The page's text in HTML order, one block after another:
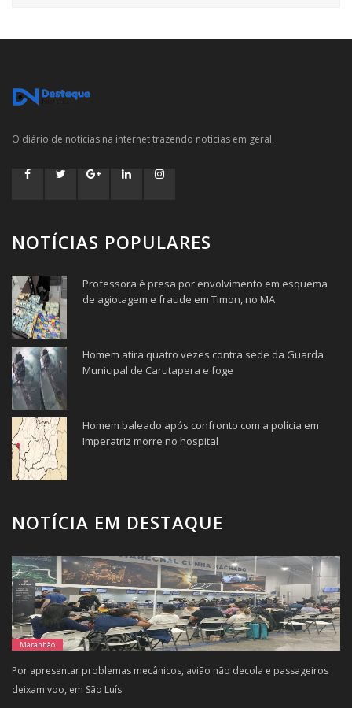
O diário de notícias na internet trazendo notícias em geral.
NOTÍCIAS POPULARES
Professora é presa por envolvimento em esquema
de agiotagem e fraude em Timon, no MA
Homem atira quatro vezes contra sede da Guarda
Municipal de Carutapera e foge
Homem baleado após confronto com a polícia em
Imperatriz morre no hospital
NOTÍCIA EM DESTAQUE
Maranhão
Por apresentar problemas mecânicos, avião não decola e passageiros
deixam voo, em São Luís